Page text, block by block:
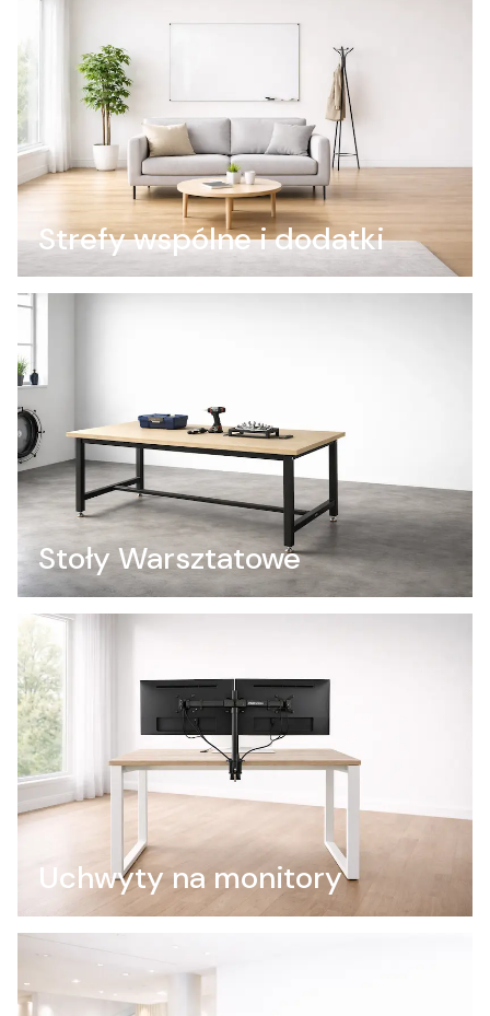
Strefy wspólne i dodatki
Stoły Warsztatowe
Uchwyty na monitory